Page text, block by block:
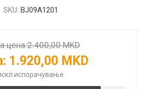
SKU: BJ09A1201
цена:2.400,00 MKD
1.920,00 MKD
испорачување